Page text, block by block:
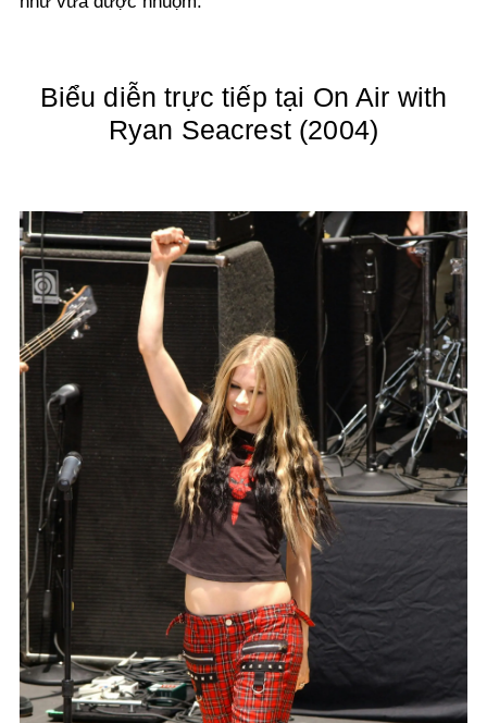
Biểu diễn trực tiếp tại On Air with
Ryan Seacrest (2004)